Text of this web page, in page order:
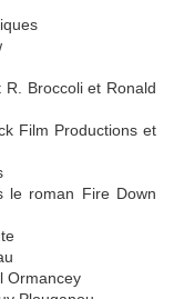
R. Broccoli et Ronald
Film Productions et
le roman Fire Down
Ormancey